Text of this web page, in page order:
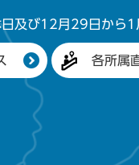
及び12月29日から1
各所属